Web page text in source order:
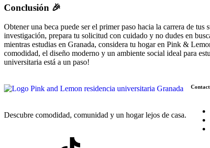
Conclusión 🎉
Obtener una beca puede ser el primer paso hacia la carrera de tus
investigación, prepara tu solicitud con cuidado y no dudes en
mientras estudias en Granada, considera tu hogar en Pink &
comodidad, el diseño moderno y un ambiente social ideal para
universitaria está a un paso!
Descubre comodidad, comunidad y un hogar lejos de casa.